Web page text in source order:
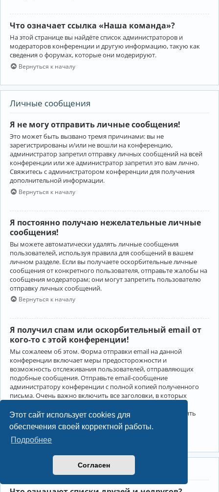
Этот сайт использует cookies для
обеспечения своей корректной работы.
Подробнее
Согласен
Что означает ссылка «Наша команда»?
На этой странице вы найдёте список администраторов и
модераторов конференции и другую информацию, такую как
сведения о форумах, которые они модерируют.
Вернуться к началу
Личные сообщения
Я не могу отправить личные сообщения!
Это может быть вызвано тремя причинами: вы не
зарегистрированы и/или не вошли на конференцию,
администратор запретил отправку личных сообщений на всей
конференции или же администратор запретил это вам лично.
Свяжитесь с администратором конференции для получения
дополнительной информации.
Вернуться к началу
Я постоянно получаю нежелательные личные
сообщения!
Вы можете автоматически удалять личные сообщения
пользователей, используя правила для сообщений в вашем
личном разделе. Если вы получаете оскорбительные личные
сообщения от конкретного пользователя, отправьте жалобы на
сообщения модераторам; они могут запретить пользователю
отправку личных сообщений.
Вернуться к началу
Я получил спам или оскорбительный email от
кого-то с этой конференции!
Мы сожалеем об этом. Форма отправки email на данной
конференции включает меры предосторожности и
возможность отслеживания пользователей, отправляющих
подобные сообщения. Отправьте email-сообщение
администратору конференции с полной копией полученного
письма. Очень важно включить все заголовки, в которых
Администратор конференции сможет в этом случае принять
меры.
Друзья и недруги